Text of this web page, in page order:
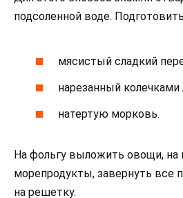
подсоленной воде.
мясистый сладкий
нарезанный колечками
натертую морковь.
На фольгу выложить овощи, на
морепродукты, завернуть все
на решетку.